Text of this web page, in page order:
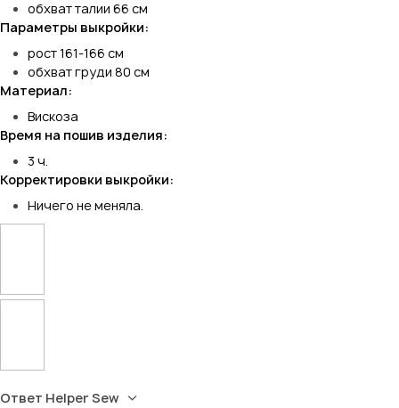
обхват талии 66 см
Параметры выкройки:
рост 161-166 см
обхват груди 80 см
Материал:
Вискоза
Время на пошив изделия:
3 ч.
Корректировки выкройки:
Ничего не меняла.
Ответ Helper Sew